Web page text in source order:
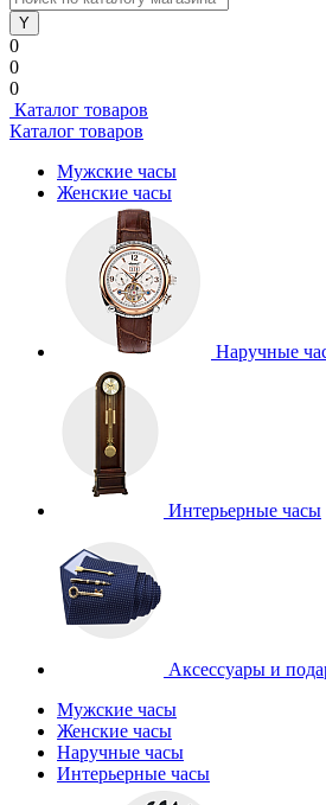
0
0
0
Каталог товаров
Каталог товаров
Мужские часы
Женские часы
Наручные
Интерьерные часы
Аксессуары и
Мужские часы
Женские часы
Наручные часы
Интерьерные часы